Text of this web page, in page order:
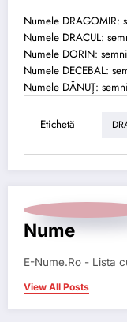
Numele DRAGOMIR:
Numele DRACUL:
Numele DORIN:
Numele DECEBAL:
Numele DĂNUŢ:
Etichetă
Nume
E-Nume.Ro - Lista
View All Posts